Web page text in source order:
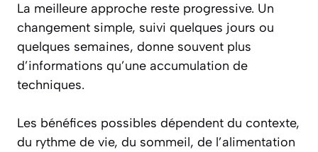
La meilleure approche reste progressive. Un
changement simple, suivi quelques jours ou
quelques semaines, donne souvent plus
d’informations qu’une accumulation de
techniques.
Les bénéfices possibles dépendent du contexte,
du rythme de vie, du sommeil, de l’alimentation